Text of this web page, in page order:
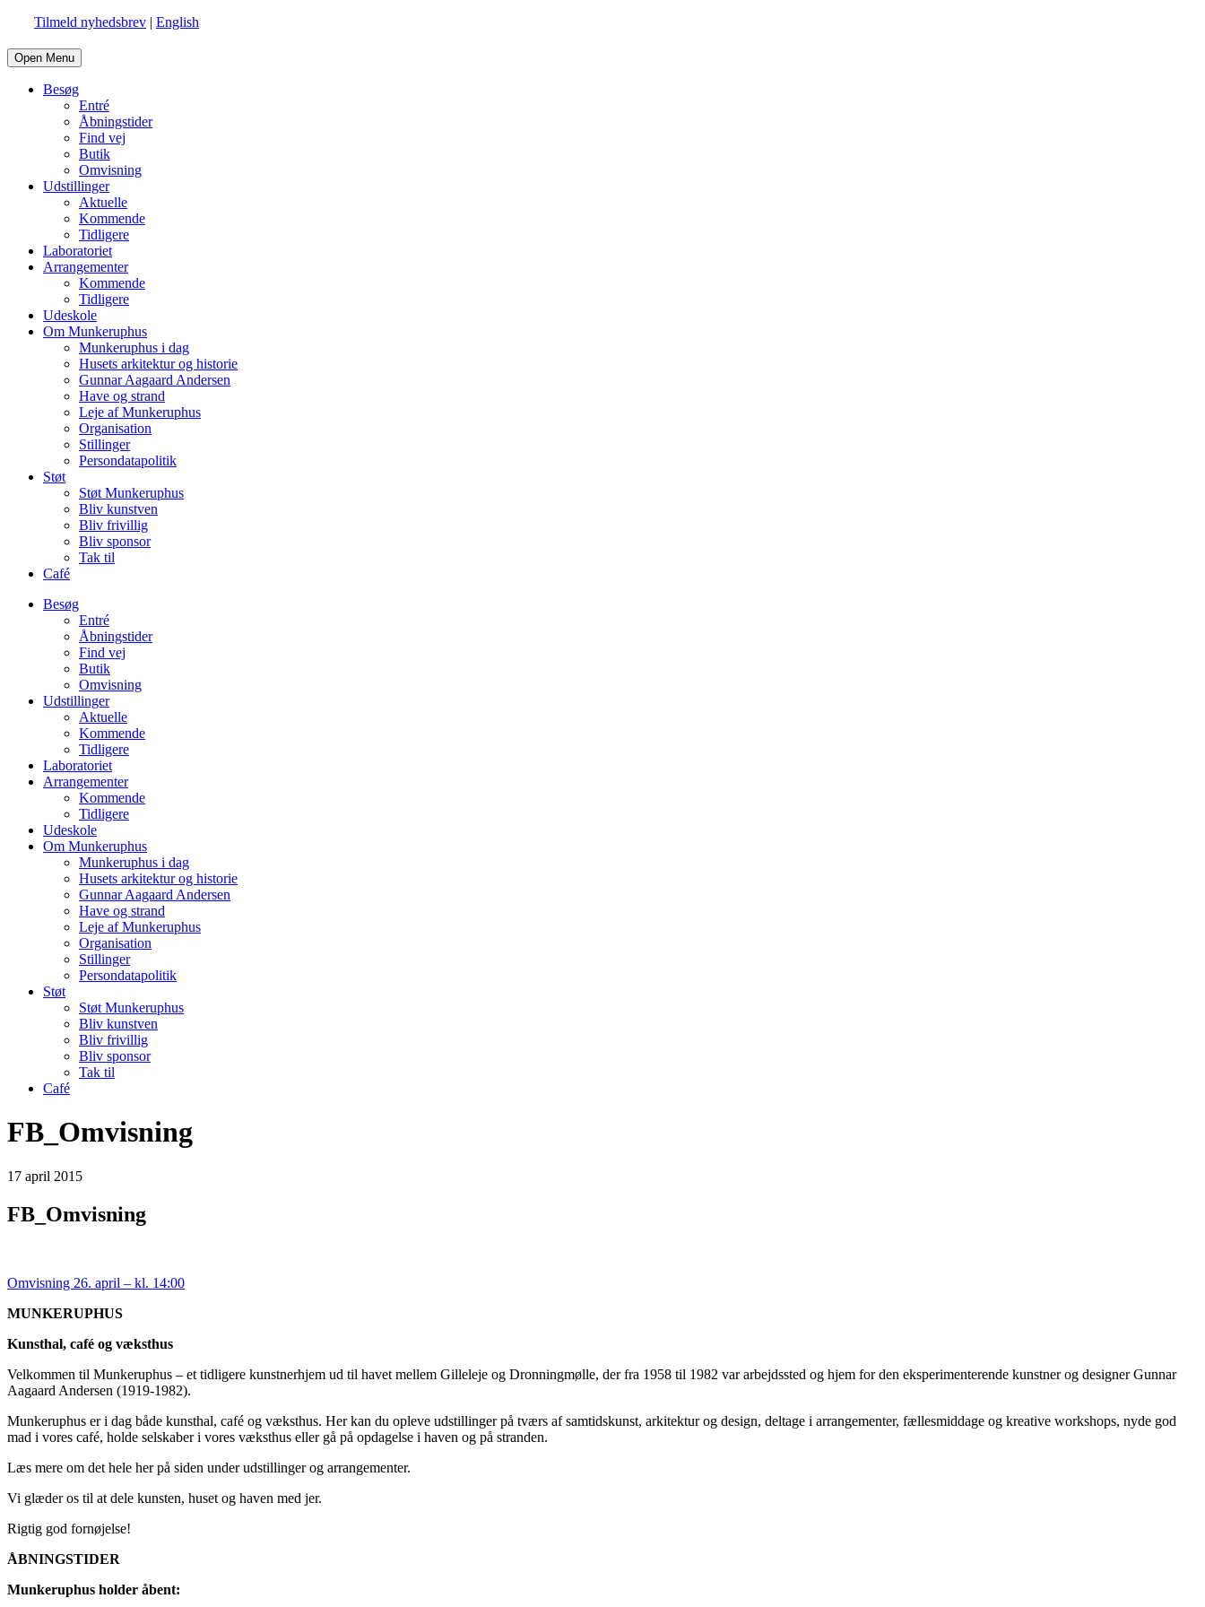
Tilmeld nyhedsbrev | English
Open Menu
Besøg
Entré
Åbningstider
Find vej
Butik
Omvisning
Udstillinger
Aktuelle
Kommende
Tidligere
Laboratoriet
Arrangementer
Kommende
Tidligere
Udeskole
Om Munkeruphus
Munkeruphus i dag
Husets arkitektur og historie
Gunnar Aagaard Andersen
Have og strand
Leje af Munkeruphus
Organisation
Stillinger
Persondatapolitik
Støt
Støt Munkeruphus
Bliv kunstven
Bliv frivillig
Bliv sponsor
Tak til
Café
Besøg
Entré
Åbningstider
Find vej
Butik
Omvisning
Udstillinger
Aktuelle
Kommende
Tidligere
Laboratoriet
Arrangementer
Kommende
Tidligere
Udeskole
Om Munkeruphus
Munkeruphus i dag
Husets arkitektur og historie
Gunnar Aagaard Andersen
Have og strand
Leje af Munkeruphus
Organisation
Stillinger
Persondatapolitik
Støt
Støt Munkeruphus
Bliv kunstven
Bliv frivillig
Bliv sponsor
Tak til
Café
FB_Omvisning
17 april 2015
FB_Omvisning
Omvisning 26. april – kl. 14:00
MUNKERUPHUS
Kunsthal, café og væksthus
Velkommen til Munkeruphus – et tidligere kunstnerhjem ud til havet mellem Gilleleje og Dronningmølle, der fra 1958 til 1982 var arbejdssted og hjem for den eksperimenterende kunstner og designer Gunnar
Aagaard Andersen (1919-1982).
Munkeruphus er i dag både kunsthal, café og væksthus. Her kan du opleve udstillinger på tværs af samtidskunst, arkitektur og design, deltage i arrangementer, fællesmiddage og kreative workshops, nyde god
mad i vores café, holde selskaber i vores væksthus eller gå på opdagelse i haven og på stranden.
Læs mere om det hele her på siden under udstillinger og arrangementer.
Vi glæder os til at dele kunsten, huset og haven med jer.
Rigtig god fornøjelse!
ÅBNINGSTIDER
Munkeruphus holder åbent: